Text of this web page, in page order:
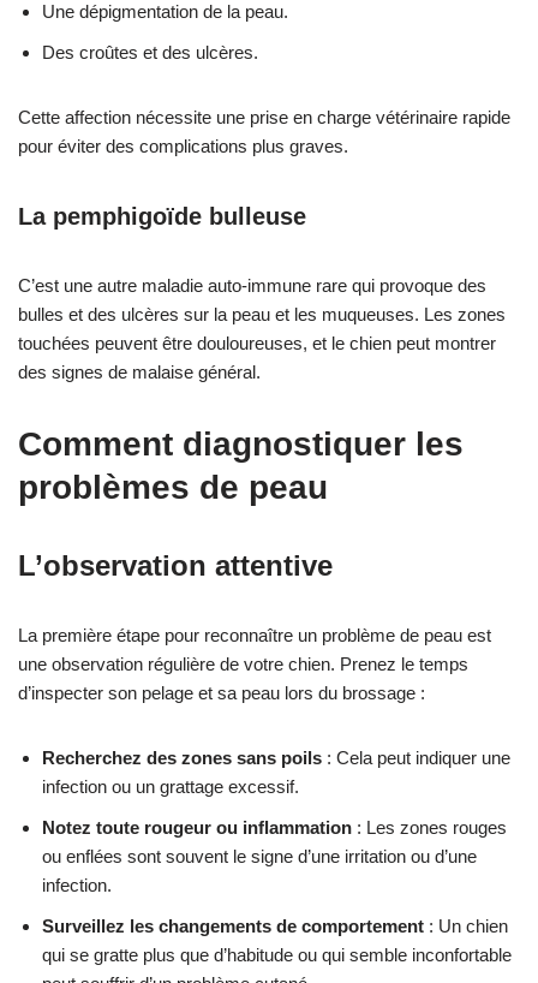
Une dépigmentation de la peau.
Des croûtes et des ulcères.
Cette affection nécessite une prise en charge vétérinaire rapide
pour éviter des complications plus graves.
La pemphigoïde bulleuse
C’est une autre maladie auto-immune rare qui provoque des
bulles et des ulcères sur la peau et les muqueuses. Les zones
touchées peuvent être douloureuses, et le chien peut montrer
des signes de malaise général.
Comment diagnostiquer les
problèmes de peau
L’observation attentive
La première étape pour reconnaître un problème de peau est
une observation régulière de votre chien. Prenez le temps
d’inspecter son pelage et sa peau lors du brossage :
Recherchez des zones sans poils : Cela peut indiquer une
infection ou un grattage excessif.
Notez toute rougeur ou inflammation : Les zones rouges
ou enflées sont souvent le signe d’une irritation ou d’une
infection.
Surveillez les changements de comportement : Un chien
qui se gratte plus que d’habitude ou qui semble inconfortable